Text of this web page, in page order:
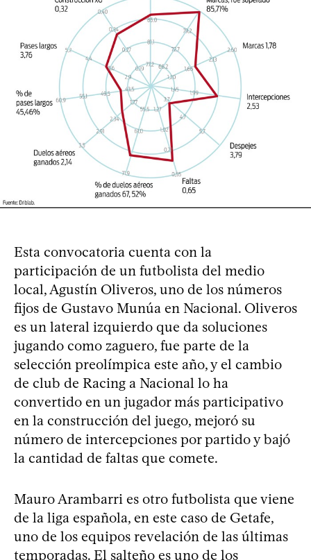
Esta convocatoria cuenta con la
participación de un futbolista del medio
local, Agustín Oliveros, uno de los números
fijos de Gustavo Munúa en Nacional. Oliveros
es un lateral izquierdo que da soluciones
jugando como zaguero, fue parte de la
selección preolímpica este año, y el cambio
de club de Racing a Nacional lo ha
convertido en un jugador más participativo
en la construcción del juego, mejoró su
número de intercepciones por partido y bajó
la cantidad de faltas que comete.
Mauro Arambarri es otro futbolista que viene
de la liga española, en este caso de Getafe,
uno de los equipos revelación de las últimas
temporadas. El salteño es uno de los